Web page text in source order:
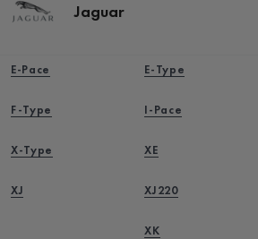
Jaguar
E-Pace E-Type
F-Type I-Pace
X-Type XE
XJ XJ220
XK